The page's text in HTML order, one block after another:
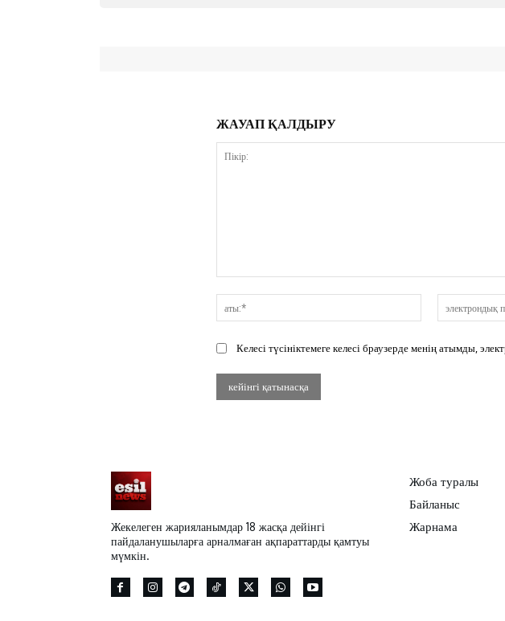
ЖАУАП ҚАЛДЫРУ
Келесі түсініктемеге келесі браузерде менің атымды,
Жекелеген жарияланымдар 18 жасқа дейінгі
пайдаланушыларға арналмаған ақпараттарды қамтуы
мүмкін.
Жоба туралы
Байланыс
Жарнама